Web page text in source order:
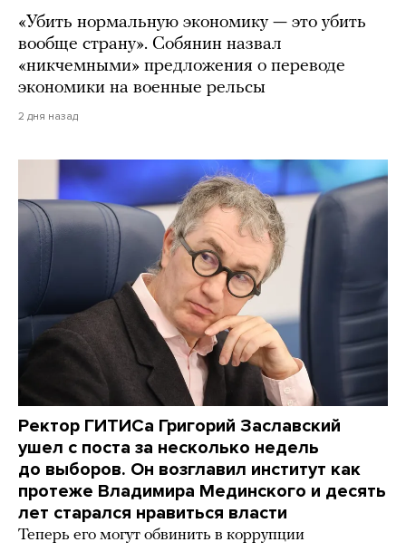
«Убить нормальную экономику — это убить
вообще страну». Собянин назвал
«никчемными» предложения о переводе
экономики на военные рельсы
2 дня назад
Ректор ГИТИСа Григорий Заславский
ушел с поста за несколько недель
до выборов. Он возглавил институт как
протеже Владимира Мединского и десять
лет старался нравиться власти
Теперь его могут обвинить в коррупции